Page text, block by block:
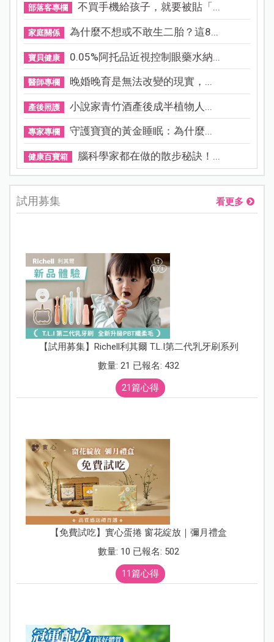
部落客專欄 不買手機給孩子，就要被貼「...
家庭關係 為什麼不想或不敢生二胎？這8...
寶貝健康 0.05%阿托品近視控制眼藥水納...
醫師專欄 晚婚晚育是無法改變的現實，...
產後照護 小說家青竹酒產後成半植物人...
專家專欄 守護寶寶的黃金睡眠：為什麼...
健康百寶箱 腦科學家都在做的散步秘訣！...
試用募集 看更多
【試用募集】Richell利其爾 T.L.I第二代乳牙刷系列
數量: 21 已報名: 432
21篇心得
【免費試吃】實心蛋捲 窗花綻放｜彌月禮盒
數量: 10 已報名: 502
11篇心得